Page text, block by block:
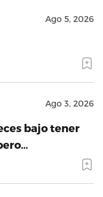
Ago 5, 2026
Ago 3, 2026
bajo tener